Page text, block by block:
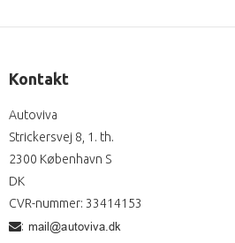
Kontakt
Autoviva
Strickersvej 8, 1. th.
2300 København S
DK
CVR-nummer: 33414153
: